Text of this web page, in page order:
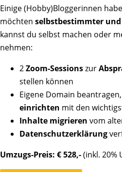
Einige (Hobby)Bloggerinnen
möchten selbstbestimmter
kannst du selbst machen oder
nehmen:
2Zoom-Sessionszur
stellen können
Eigene Domain beantragen,
einrichten mit den
Inhalte migrieren vom
Datenschutzerklärung
Umzugs-Preis: € 528,-(inkl. 20%